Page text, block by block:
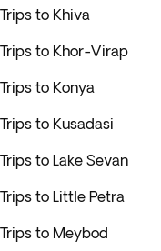
Trips to Khiva
Trips to Khor-Virap
Trips to Konya
Trips to Kusadasi
Trips to Lake Sevan
Trips to Little Petra
Trips to Meybod